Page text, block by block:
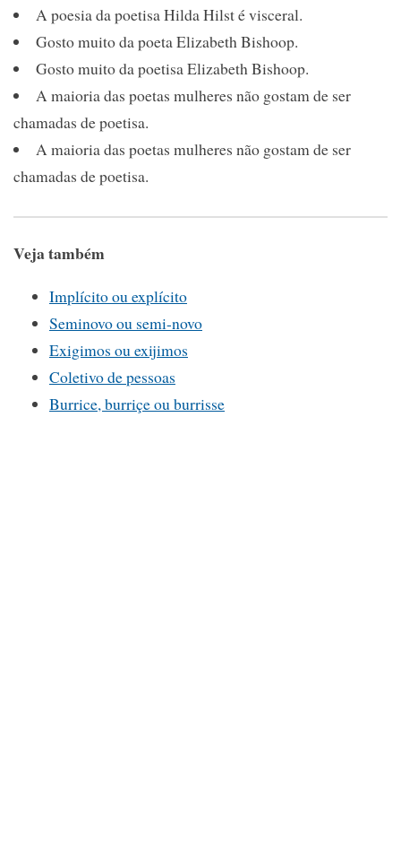
A poesia da poetisa Hilda Hilst é visceral.
Gosto muito da poeta Elizabeth Bishoop.
Gosto muito da poetisa Elizabeth Bishoop.
A maioria das poetas mulheres não gostam de ser
chamadas de poetisa.
A maioria das poetas mulheres não gostam de ser
chamadas de poetisa.
Veja também
Implícito ou explícito
Seminovo ou semi-novo
Exigimos ou exijimos
Coletivo de pessoas
Burrice, burriçe ou burrisse